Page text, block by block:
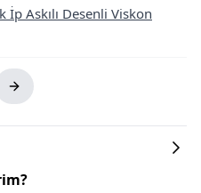
İp Askılı Desenli Viskon